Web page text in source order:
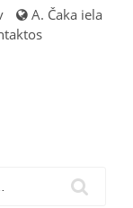
A. Čaka iela